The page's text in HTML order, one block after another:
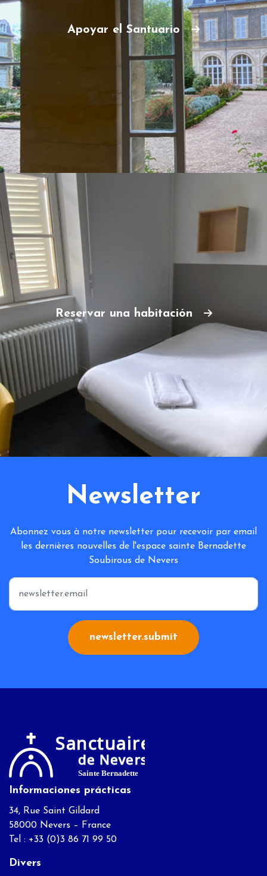
Apoyar el Santuario
Reservar una habitación
Newsletter
Abonnez vous à notre newsletter pour recevoir par email
les dernières nouvelles de l'espace sainte Bernadette
Soubirous de Nevers
*
newsletter.submit
Informaciones prácticas
34, Rue Saint Gildard
58000 Nevers – France
Tel : +33 (0)3 86 71 99 50
Divers